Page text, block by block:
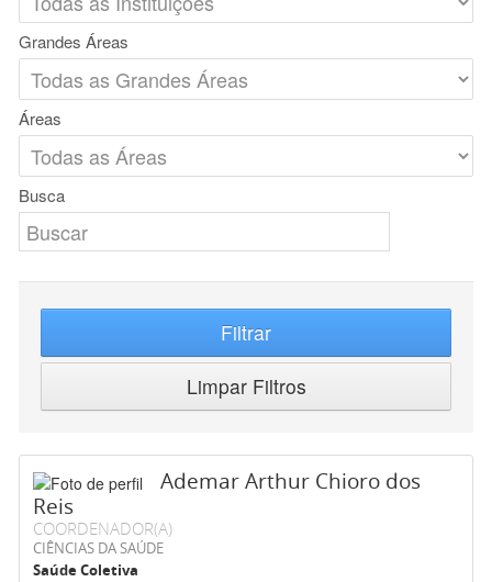
Grandes Áreas
Áreas
Busca
Filtrar
Limpar Filtros
Ademar Arthur Chioro dos
Reis
COORDENADOR(A)
CIÊNCIAS DA SAÚDE
Saúde Coletiva